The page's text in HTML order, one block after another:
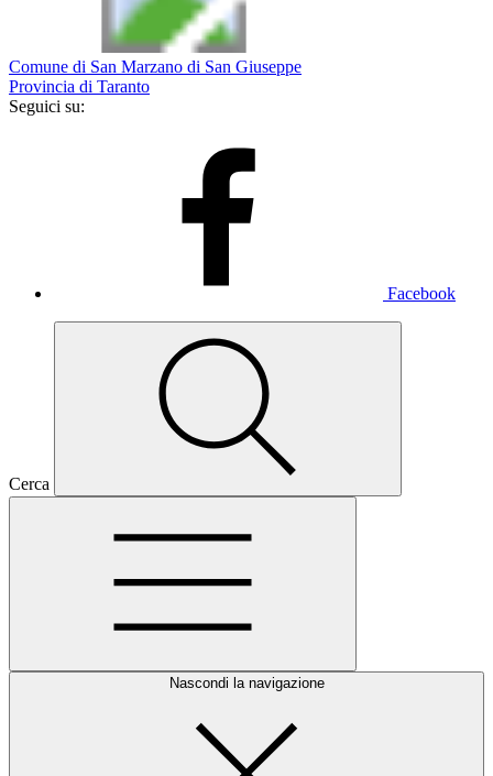
Comune di San Marzano di San Giuseppe
Provincia di Taranto
Seguici su:
Facebook
Cerca
Nascondi la navigazione